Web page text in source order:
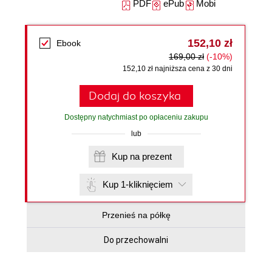
PDFePubMobi
Ebook 152,10 zł
169,00 zł (-10%)
152,10 zł najniższa cena z 30 dni
Dodaj do koszyka
Dostępny natychmiast po opłaceniu zakupu
lub
Kup na prezent
Kup 1-kliknięciem
Przenieś na półkę
Do przechowalni